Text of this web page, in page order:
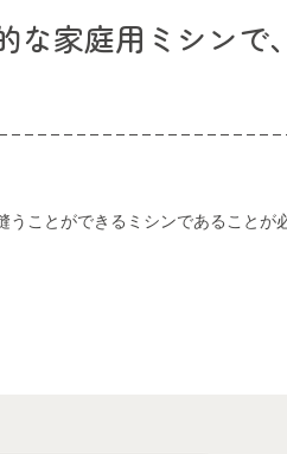
な家庭用ミシンで
ことができるミシンであることが